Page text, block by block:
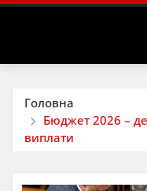
Головна
Бюджет 2026 –
виплати